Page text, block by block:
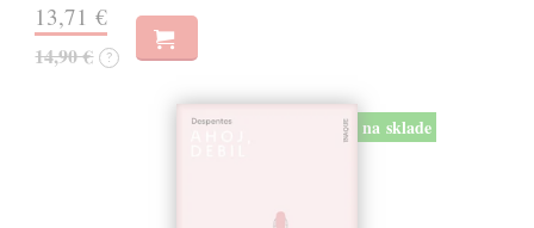
13,71 €
14,90 € ?
na sklade